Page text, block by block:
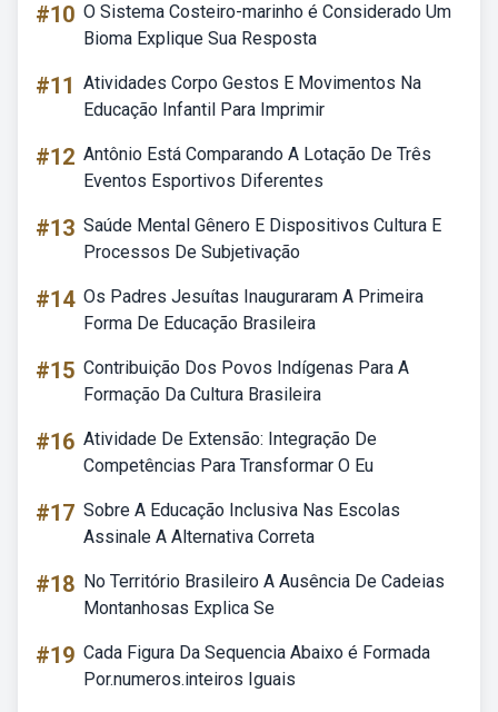
#10 O Sistema Costeiro-marinho é Considerado Um
Bioma Explique Sua Resposta
#11 Atividades Corpo Gestos E Movimentos Na
Educação Infantil Para Imprimir
#12 Antônio Está Comparando A Lotação De Três
Eventos Esportivos Diferentes
#13 Saúde Mental Gênero E Dispositivos Cultura E
Processos De Subjetivação
#14 Os Padres Jesuítas Inauguraram A Primeira
Forma De Educação Brasileira
#15 Contribuição Dos Povos Indígenas Para A
Formação Da Cultura Brasileira
#16 Atividade De Extensão: Integração De
Competências Para Transformar O Eu
#17 Sobre A Educação Inclusiva Nas Escolas
Assinale A Alternativa Correta
#18 No Território Brasileiro A Ausência De Cadeias
Montanhosas Explica Se
#19 Cada Figura Da Sequencia Abaixo é Formada
Por.numeros.inteiros Iguais